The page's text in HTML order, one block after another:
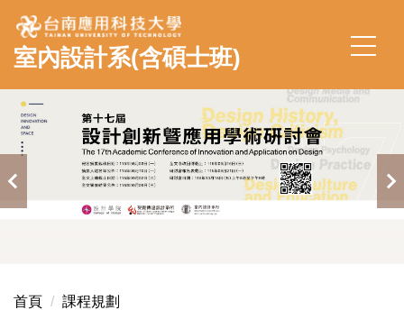
跳
到
主
內
容
區
室內設計系(含碩士班)
首頁 課程規劃